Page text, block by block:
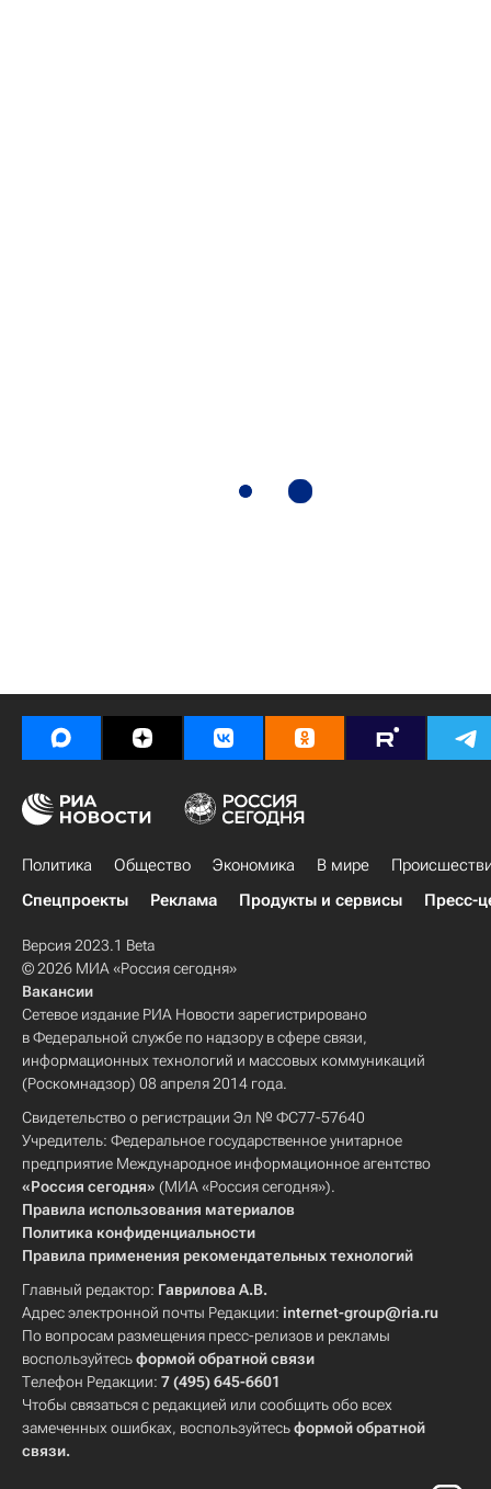
Политика Общество Экономика В мире
Спецпроекты
Реклама Продукты и сервисы Пресс-
Версия 2023.1 Beta
© 2026 МИА «Россия сегодня»
Вакансии
Сетевое издание РИА Новости зарегистрировано
в Федеральной службе по надзору в сфере связи,
информационных технологий и массовых коммуникаций
(Роскомнадзор) 08 апреля 2014 года.
Свидетельство о регистрации Эл № ФС77-57640
Учредитель: Федеральное государственное унитарное
предприятие Международное информационное агентство
«Россия сегодня» (МИА «Россия сегодня»).
Правила использования материалов
Политика конфиденциальности
Правила применения рекомендательных технологий
Главный редактор: Гаврилова А.В.
Адрес электронной почты Редакции: internet-group@ria.ru
По вопросам размещения пресс-релизов и рекламы
воспользуйтесьформой обратной связи
Телефон Редакции: 7 (495) 645-6601
Чтобы связаться с редакцией или сообщить обо всех
замеченных ошибках, воспользуйтесьформой обратной
связи.